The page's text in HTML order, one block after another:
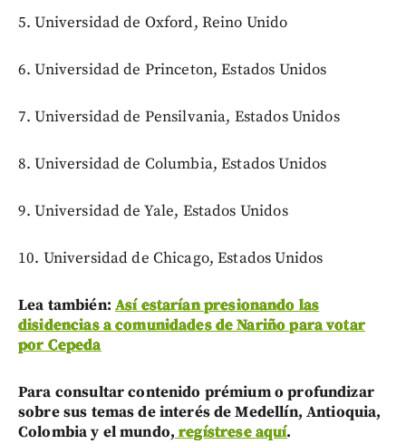
5. Universidad de Oxford, Reino Unido
6. Universidad de Princeton, Estados Unidos
7. Universidad de Pensilvania, Estados Unidos
8. Universidad de Columbia, Estados Unidos
9. Universidad de Yale, Estados Unidos
10. Universidad de Chicago, Estados Unidos
Lea también: Así estarían presionando las
disidencias a comunidades de Nariño para votar
por Cepeda
Para consultar contenido prémium o profundizar
sobre sus temas de interés de Medellín, Antioquia,
Colombia y el mundo, regístrese aquí.